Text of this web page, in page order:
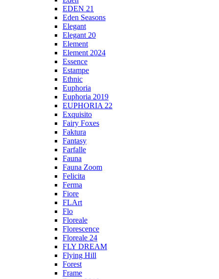
EDEN 21
Eden Seasons
Elegant
Elegant 20
Element
Element 2024
Essence
Estampe
Ethnic
Euphoria
Euphoria 2019
EUPHORIA 22
Exquisito
Fairy Foxes
Faktura
Fantasy
Farfalle
Fauna
Fauna Zoom
Felicita
Ferma
Fiore
FLArt
Flo
Floreale
Florescence
Floreale 24
FLY DREAM
Flying Hill
Forest
Frame